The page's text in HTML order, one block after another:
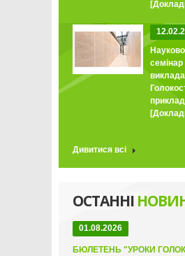
Дивитися всі
ОСТАННІ
01.08.2026
БЮЛЕТЕНЬ "УРОКИ